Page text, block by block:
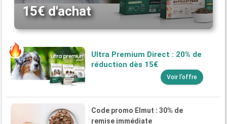
15€ d'achat
Ultra Premium Direct : 20% de
réduction dès 15€
Voir l'offre
Code promo Elmut : 30% de
remise immédiate